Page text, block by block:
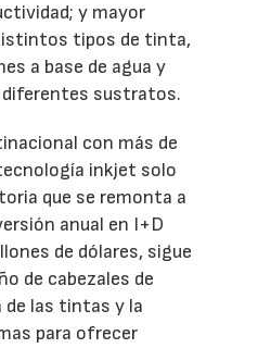
y mayor
tipos de tinta,
a base de agua y
diferentes sustratos.
con más de
inkjet solo
que se remonta a
anual en I+D
de dólares, sigue
de cabezales de
de las tintas y la
para ofrecer